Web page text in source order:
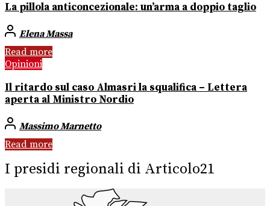
La pillola anticoncezionale: un’arma a doppio taglio
Elena Massa
Read more
Opinioni
Il ritardo sul caso Almasri la squalifica – Lettera
aperta al Ministro Nordio
Massimo Marnetto
Read more
I presidi regionali di Articolo21